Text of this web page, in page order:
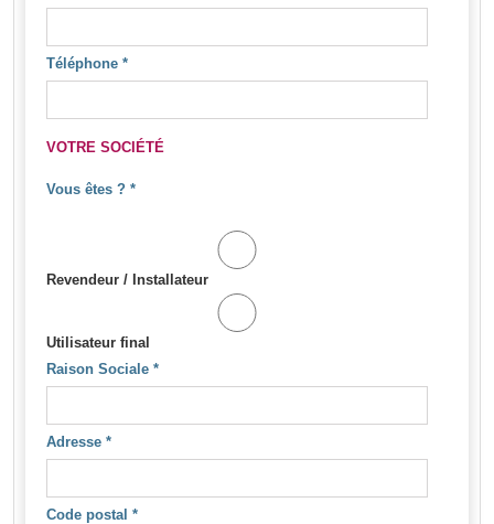
Téléphone *
VOTRE SOCIÉTÉ
Vous êtes ? *
Revendeur / Installateur
Utilisateur final
Raison Sociale *
Adresse *
Code postal *